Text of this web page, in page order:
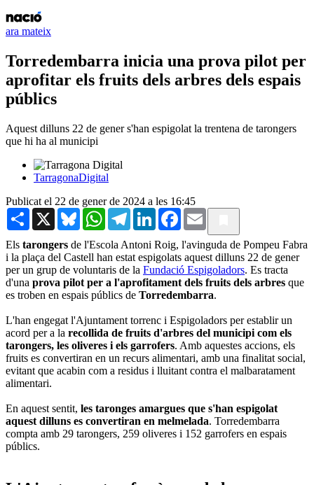
ara mateix
Torredembarra inicia una prova pilot per
aprofitar els fruits dels arbres dels espais
públics
Aquest dilluns 22 de gener s'han espigolat la trentena de tarongers
que hi ha al municipi
TarragonaDigital
Publicat el 22 de gener de 2024 a les 16:45
Share X BlueskyWhatsAppTelegramLinkedInFacebook
Email
Els tarongers de l'Escola Antoni Roig, l'avinguda de Pompeu Fabra
i la plaça del Castell han estat espigolats aquest dilluns 22 de gener
per un grup de voluntaris de la Fundació Espigoladors. Es tracta
d'una prova pilot per a l'aprofitament dels fruits dels arbres que
es troben en espais públics de Torredembarra.
L'han engegat l'Ajuntament torrenc i Espigoladors per establir un
acord per a la recollida de fruits d'arbres del municipi com els
tarongers, les oliveres i els garrofers. Amb aquestes accions, els
fruits es convertiran en un recurs alimentari, amb una finalitat social,
evitant que acabin com a residus i lluitant contra el malbaratament
alimentari.
En aquest sentit, les taronges amargues que s'han espigolat
aquest dilluns es convertiran en melmelada. Torredembarra
compta amb 29 tarongers, 259 oliveres i 152 garrofers en espais
públics.